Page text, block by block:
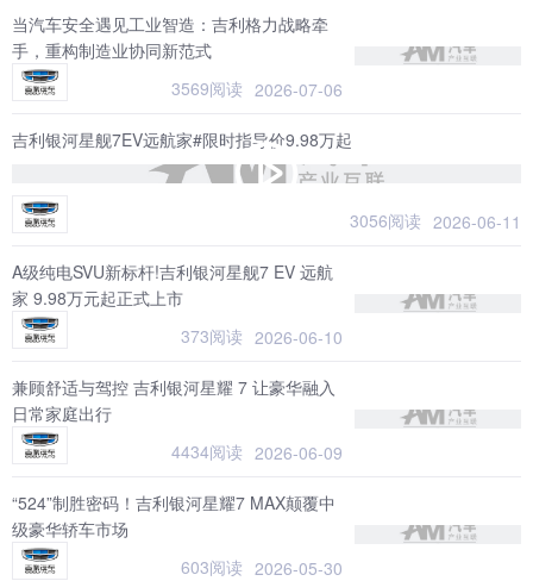
当汽车安全遇见工业智造：吉利格力战略牵
手，重构制造业协同新范式
3569阅读 2026-07-06
吉利银河星舰7EV远航家#限时指导价9.98万起
3056阅读 2026-06-11
A级纯电SVU新标杆!吉利银河星舰7 EV 远航
家 9.98万元起正式上市
373阅读 2026-06-10
兼顾舒适与驾控 吉利银河星耀 7 让豪华融入
日常家庭出行
4434阅读 2026-06-09
“524”制胜密码！吉利银河星耀7 MAX颠覆中
级豪华轿车市场
603阅读 2026-05-30